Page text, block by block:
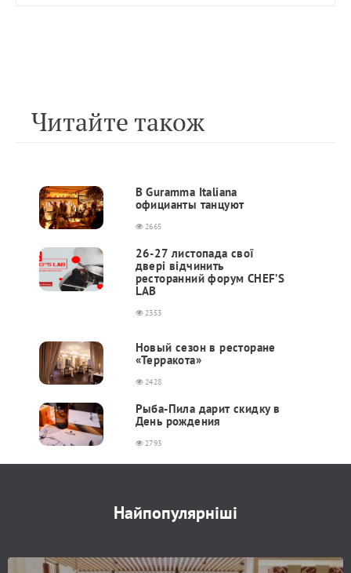
Читайте також
В Guramma Italiana
официанты танцуют
2665
26-27 листопада свої
двері відчинить
ресторанний форум CHEF’S
LAB
2353
Новый сезон в ресторане
«Терракота»
2428
Рыба-Пила дарит скидку в
День рождения
2793
Найпопулярніші